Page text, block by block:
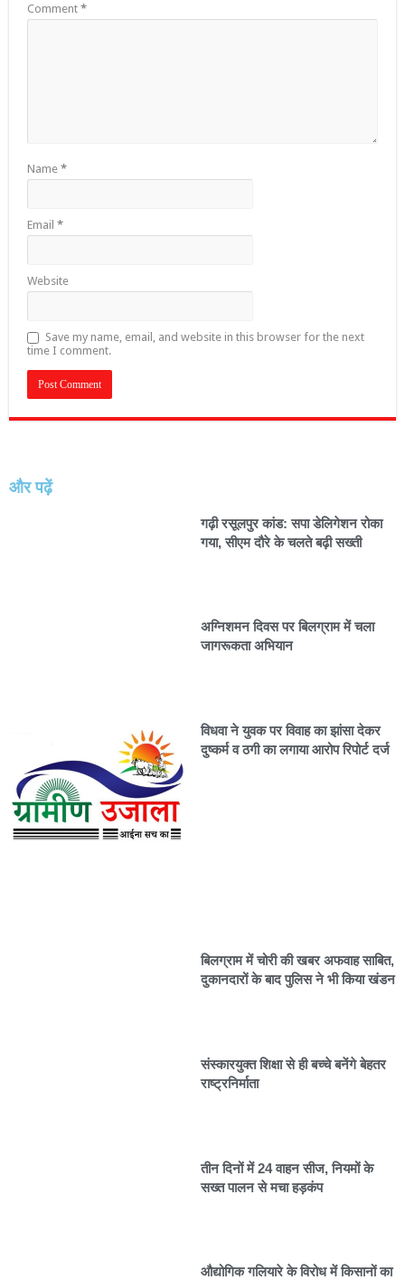
Comment *
Name *
Email *
Website
Save my name, email, and website in this browser for the next
time I comment.
और पढ़ें
गढ़ी रसूलपुर कांड: सपा डेलिगेशन रोका
गया, सीएम दौरे के चलते बढ़ी सख्ती
अग्निशमन दिवस पर बिलग्राम में चला
जागरूकता अभियान
विधवा ने युवक पर विवाह का झांसा देकर
दुष्कर्म व ठगी का लगाया आरोप रिपोर्ट दर्ज
बिलग्राम में चोरी की खबर अफवाह साबित,
दुकानदारों के बाद पुलिस ने भी किया खंडन
संस्कारयुक्त शिक्षा से ही बच्चे बनेंगे बेहतर
राष्ट्रनिर्माता
तीन दिनों में 24 वाहन सीज, नियमों के
सख्त पालन से मचा हड़कंप
औद्योगिक गलियारे के विरोध में किसानों का